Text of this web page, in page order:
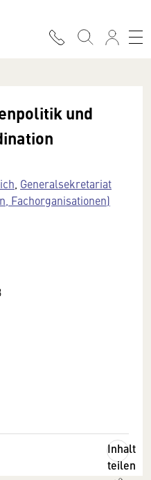
und
Generalsekretariat
Fachorganisationen)
Inhalt
teilen